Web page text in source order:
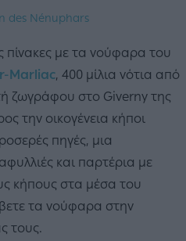
des Nénuphars
με τα νούφαρα του
Marliac, 400 μίλια νότια από
ζωγράφου στο Giverny της
την οικογένεια κήποι
πηγές, μια
και παρτέρια με
κήπους στα μέσα του
τα νούφαρα στην
τους.